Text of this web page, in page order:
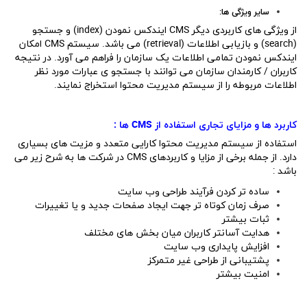
سایر ویژگی ها:
از ویژگی های کاربردی دیگر CMS ایندکس نمودن (index) و جستجو
(search) و بازیابی اطلاعات (retrieval) می باشد. سیستم CMS امکان
ایندکس نمودن تمامی اطلاعات یک سازمان را فراهم می آورد. در نتیجه
کاربران / کارمندان سازمان می توانند با جستجو ی عبارات مورد نظر
اطلاعات مربوطه را از سیستم مدیریت محتوا استخراج نمایند.
کاربرد ها و مزایای تجاری استفاده از CMS ها :
استفاده از سیستم مدیریت محتوا کارایی متعدد و مزیت های بسیاری
دارد. از جمله برخی از مزایا و کاربردهای CMS در شرکت ها به شرح زیر می
باشد :
ساده تر کردن فرآیند طراحی وب سایت
صرف زمان کوتاه تر جهت ایجاد صفحات جدید و یا تغییرات
ثبات بیشتر
هدایت آسانتر کاربران میان بخش های مختلف
افزایش پایداری وب سایت
پشتیبانی از طراحی غیر متمرکز
امنیت بیشتر